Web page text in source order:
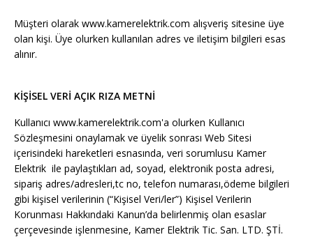
Müşteri olarak www.kamerelektrik.com alışveriş sitesine üye
olan kişi. Üye olurken kullanılan adres ve iletişim bilgileri esas
alınır.
KİŞİSEL VERİ AÇIK RIZA METNİ
Kullanıcı www.kamerelektrik.com'a olurken Kullanıcı
Sözleşmesini onaylamak ve üyelik sonrası Web Sitesi
içerisindeki hareketleri esnasında, veri sorumlusu Kamer
Elektrik ile paylaştıkları ad, soyad, elektronik posta adresi,
sipariş adres/adresleri,tc no, telefon numarası,ödeme bilgileri
gibi kişisel verilerinin (“Kişisel Veri/ler”) Kişisel Verilerin
Korunması Hakkındaki Kanun’da belirlenmiş olan esaslar
çerçevesinde işlenmesine, Kamer Elektrik Tic. San. LTD. ŞTİ.